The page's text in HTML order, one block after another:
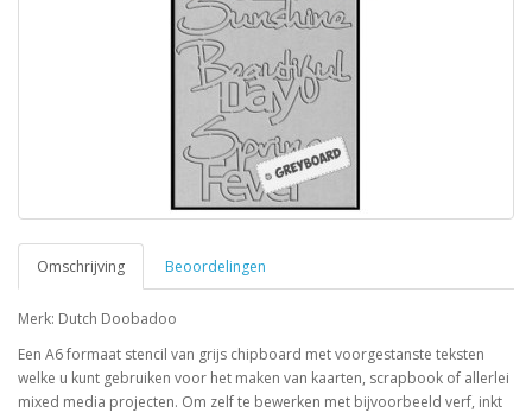
Omschrijving Beoordelingen
Merk: Dutch Doobadoo
Een A6 formaat stencil van grijs chipboard met voorgestanste teksten
welke u kunt gebruiken voor het maken van kaarten, scrapbook of allerlei
mixed media projecten. Om zelf te bewerken met bijvoorbeeld verf, inkt